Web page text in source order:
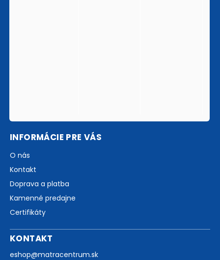
INFORMÁCIE PRE VÁS
O nás
Kontakt
Doprava a platba
Kamenné predajne
Certifikáty
KONTAKT
eshop@matracentrum.sk